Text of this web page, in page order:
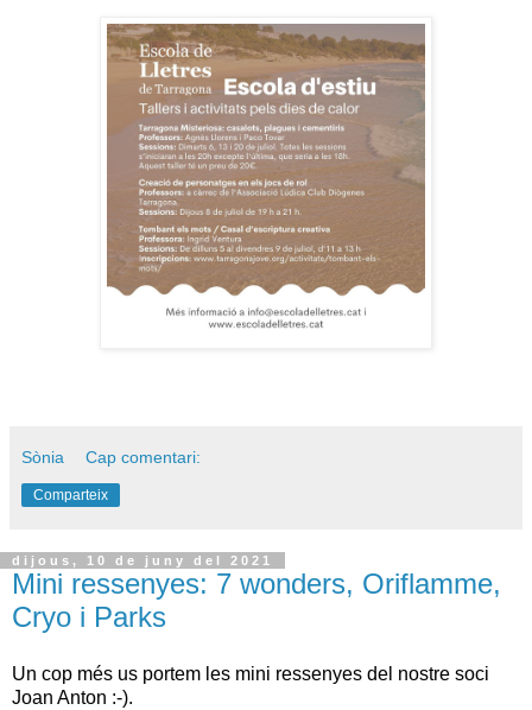
Sònia Cap comentari:
Comparteix
dijous, 10 de juny del 2021
Mini ressenyes: 7 wonders, Oriflamme,
Cryo i Parks
Un cop més us portem les mini ressenyes del nostre soci
Joan Anton :-).